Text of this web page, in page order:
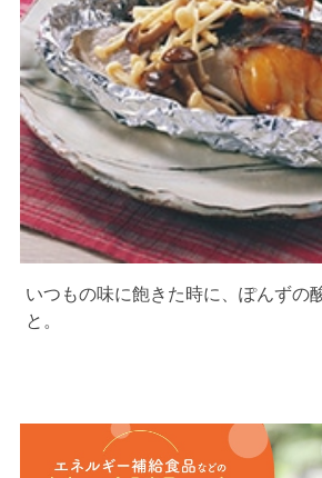
いつもの味に飽きた時に、ぽんずの
と。